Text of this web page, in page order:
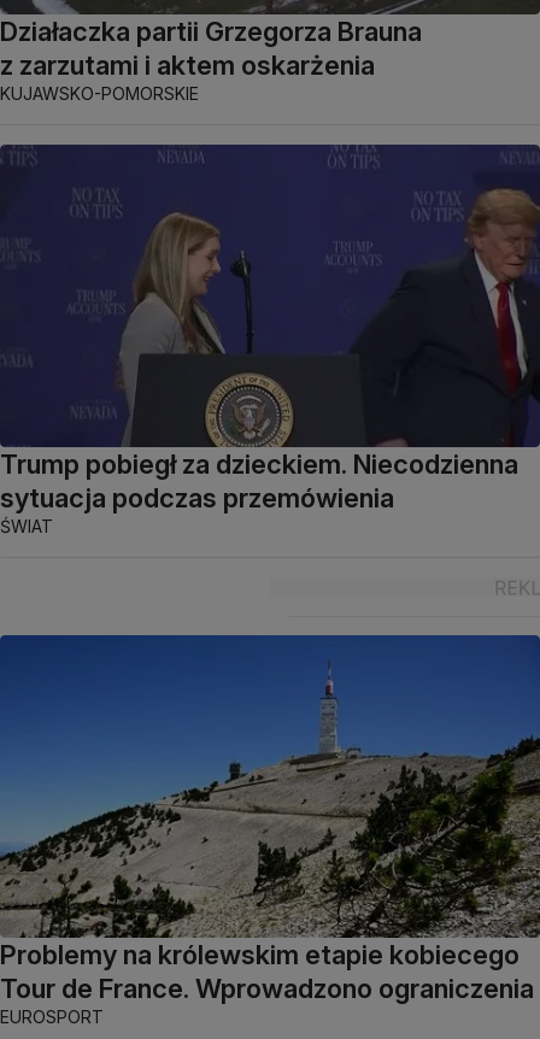
Działaczka partii Grzegorza Brauna
z zarzutami i aktem oskarżenia
KUJAWSKO-POMORSKIE
Trump pobiegł za dzieckiem. Niecodzienna
sytuacja podczas przemówienia
ŚWIAT
Problemy na królewskim etapie kobiecego
Tour de France. Wprowadzono ograniczenia
EUROSPORT